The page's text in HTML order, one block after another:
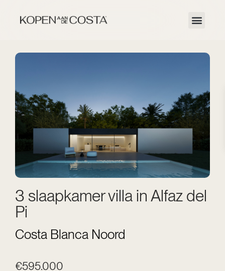
3 slaapkamer villa in Alfaz del
Pi
Costa Blanca Noord
€595.000